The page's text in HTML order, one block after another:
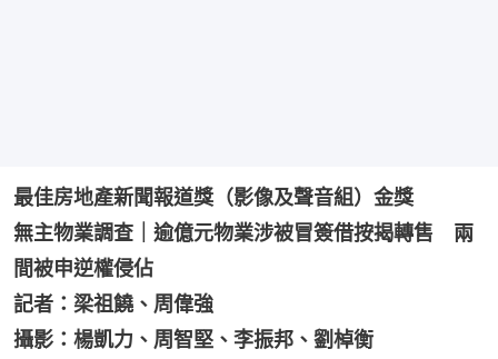
最佳房地產新聞報道獎（影像及聲音組）金獎
無主物業調查｜逾億元物業涉被冒簽借按揭轉售　兩
間被申逆權侵佔
記者：梁祖饒、周偉強
攝影：楊凱力、周智堅、李振邦、劉棹衡